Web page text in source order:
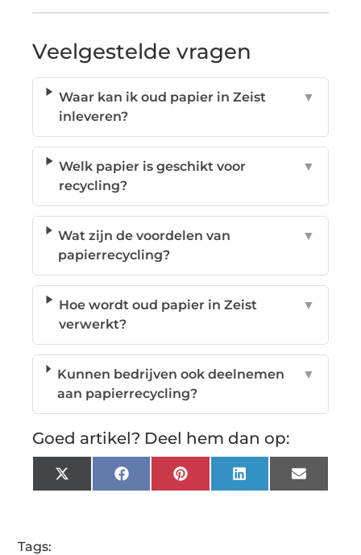
Veelgestelde vragen
Waar kan ik oud papier in Zeist
inleveren?
▼
Welk papier is geschikt voor
recycling?
▼
Wat zijn de voordelen van
papierrecycling?
▼
Hoe wordt oud papier in Zeist
verwerkt?
▼
Kunnen bedrijven ook deelnemen
aan papierrecycling?
▼
Goed artikel? Deel hem dan op:
X
(Twitter)
FacebookPinterestLinkedInEmail
Tags: